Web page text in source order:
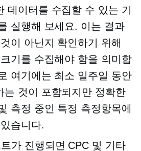
데이터를 수집할 수 있는 기
실행해 보세요. 이는 결과
이 아닌지 확인하기 위해
기를 수집해야 함을 의미합
여기에는 최소 일주일 동안
는 것이 포함되지만 정확한
측정 중인 특정 측정항목에
습니다.
가 진행되면 CPC 및 기타